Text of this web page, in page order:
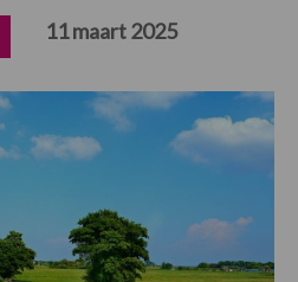
11 maart 2025